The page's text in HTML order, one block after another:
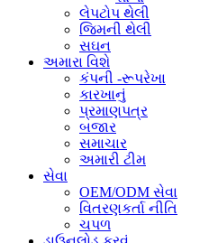
લેપટોપ થેલી
જિમની થેલી
સઘન
અમારા વિશે
કંપની -રૂપરેખા
કારખાનું
પ્રમાણપત્ર
બજાર
સમાચાર
અમારી ટીમ
સેવા
OEM/ODM સેવા
વિતરણકર્તા નીતિ
ચપળ